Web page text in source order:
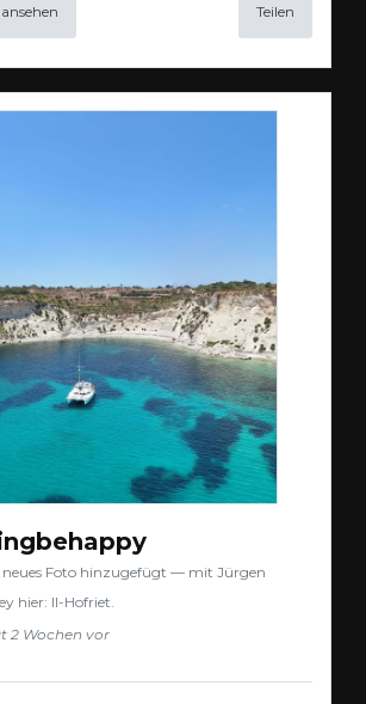
Teilen
neues Foto hinzugefügt — mit Jürgen
hier: Il-Hofriet.
2 Wochen vor